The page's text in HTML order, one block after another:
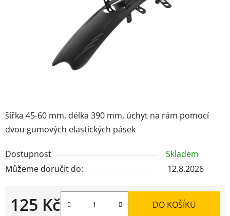
šířka 45-60 mm, délka 390 mm, úchyt na rám pomocí
dvou gumových elastických pásek
Dostupnost
Skladem
Můžeme doručit do:
12.8.2026
125 Kč DO KOŠÍKU